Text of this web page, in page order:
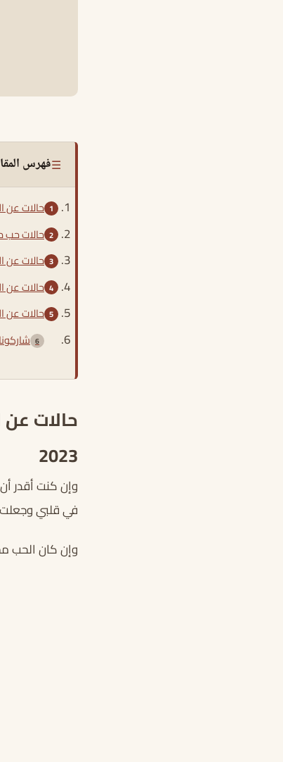
☰فهرس
حالات عن
حالات حب
حالات عن
حالات عن
حالات عن
حالات
2023
وإن كنت أقدر
في قلبي
وإن كان الحب